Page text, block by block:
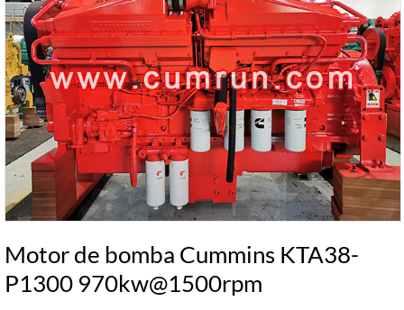
Motor de bomba Cummins KTA38-
P1300 970kw@1500rpm